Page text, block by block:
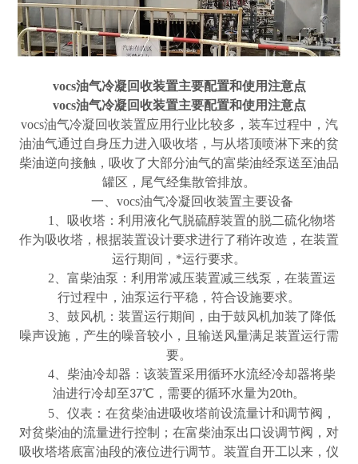
vocs油气冷凝回收装置主要配置和使用注意点
vocs油气冷凝回收装置主要配置和使用注意点
vocs油气冷凝回收装置应用行业比较多，装车过程中，汽
油油气通过自身压力进入吸收塔，与从塔顶喷淋下来的贫
柴油逆向接触，吸收了大部分油气的富柴油经泵送至油品
罐区，尾气经集散管排放。
一、 vocs油气冷凝回收装置主要设备
1
、吸收塔：利用液化气脱硫醇装置的脱二硫化物塔
作为吸收塔，根据装置设计要求进行了稍许改造，在装置
运行期间，*运行要求。
2 、富柴油泵：利用常减压装置减三线泵，在装置运
行过程中，油泵运行平稳，符合设施要求。
3 、鼓风机：装置运行期间，由于鼓风机加装了降低
噪声设施，产生的噪音较小，且输送风量满足装置运行需
要。
4 、柴油冷却器：该装置采用循环水流经冷却器将柴
油进行冷却至37℃，需要的循环水量为20th。
5 、仪表：在贫柴油进吸收塔前设流量计和调节阀，
对贫柴油的流量进行控制；在富柴油泵出口设调节阀，对
吸收塔塔底富油段的液位进行调节。装置自开工以来，仪